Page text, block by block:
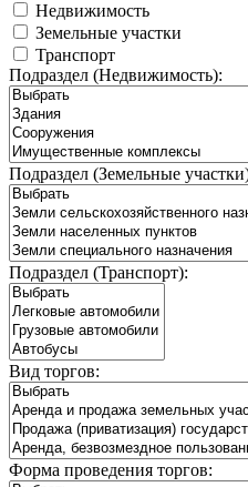
Недвижимость
Земельные участки
Транспорт
Подраздел (Недвижимость):
Подраздел (Земельные
Подраздел (Транспорт):
Вид торгов:
Форма проведения торгов: